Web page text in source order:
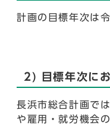
計画の目標年次は
2) 目標年次に
長浜市総合計画で
や雇用・就労機会